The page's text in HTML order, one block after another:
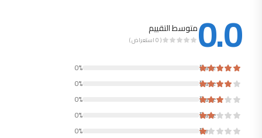
0.0متوسط التقييم
Rated ( 0 استعراض )
Rated
0%
Rated
0%
Rated
0%
Rated
0%
Rated
0%